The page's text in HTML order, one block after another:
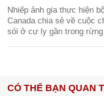
Nhiếp ảnh gia thực hiện
Canada chia sẻ về cuộc
sói ở cự ly gần trong
CÓ THỂ BẠN QUAN